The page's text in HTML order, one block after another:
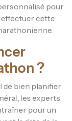
pour
cette
?
de bien planifier
les experts
pour un